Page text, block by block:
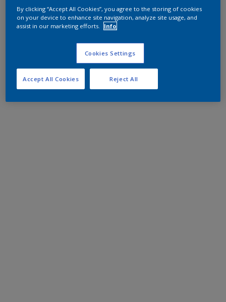
By clicking “Accept All Cookies”, you agree to the storing of cookies
on your device to enhance site navigation, analyze site usage, and
assist in our marketing efforts.
Info
Cookies Settings
Reject All
Accept All Cookies